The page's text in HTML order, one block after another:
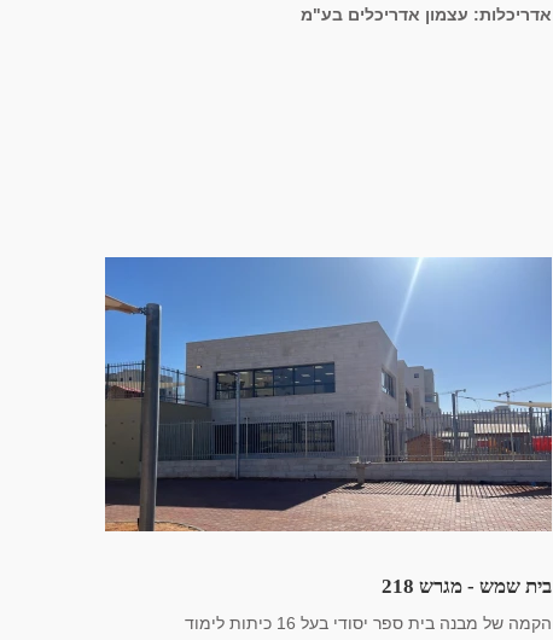
אדריכלות: עצמון אדריכלים בע"מ
בית שמש - מגרש 218
הקמה של מבנה בית ספר יסודי בעל 16 כיתות לימוד